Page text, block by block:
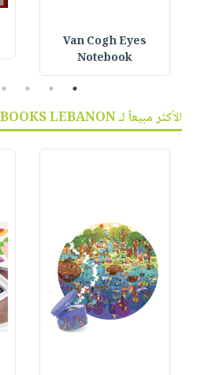
Van Cogh Eyes
Notebook
1
2
3
4
الأكثر مبيعاً لـ INSPIRING BOOKS LEBANON :